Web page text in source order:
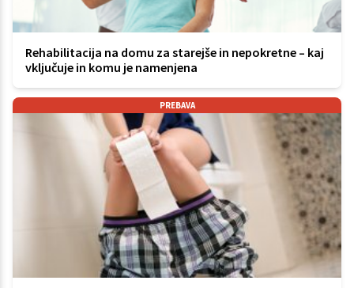
Rehabilitacija na domu za starejše in nepokretne – kaj
vključuje in komu je namenjena
PREBAVA